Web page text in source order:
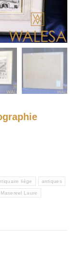
liège antiques
Laure